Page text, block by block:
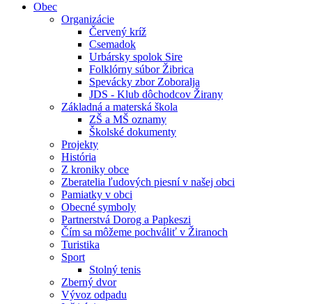
Obec
Organizácie
Červený kríž
Csemadok
Urbársky spolok Sire
Folklórny súbor Žibrica
Spevácky zbor Zoboralja
JDS - Klub dôchodcov Žirany
Základná a materská škola
ZŠ a MŠ oznamy
Školské dokumenty
Projekty
História
Z kroniky obce
Zberatelia ľudových piesní v našej obci
Pamiatky v obci
Obecné symboly
Partnerstvá Dorog a Papkeszi
Čím sa môžeme pochváliť v Žiranoch
Turistika
Sport
Stolný tenis
Zberný dvor
Vývoz odpadu